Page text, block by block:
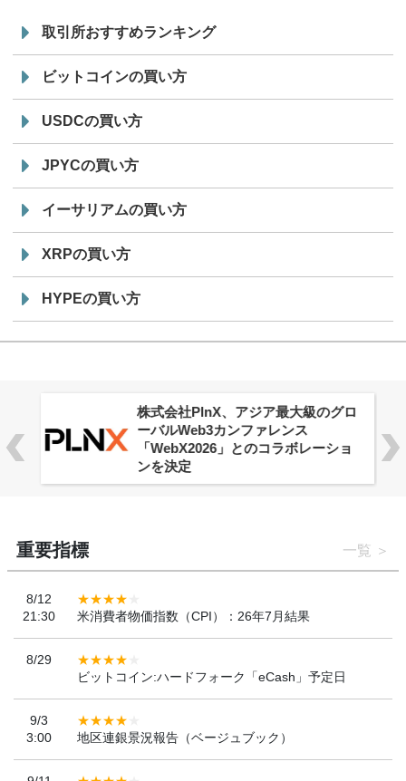
取引所おすすめランキング
ビットコインの買い方
USDCの買い方
JPYCの買い方
イーサリアムの買い方
XRPの買い方
HYPEの買い方
株式会社PlnX、アジア最大級のグロ
ーバルWeb3カンファレンス
「WebX2026」とのコラボレーショ
ンを決定
重要指標 一覧
8/12
21:30
米消費者物価指数（CPI）：26年7月結果
8/29
ビットコイン:ハードフォーク「eCash」予定日
9/3
3:00
地区連銀景況報告（ベージュブック）